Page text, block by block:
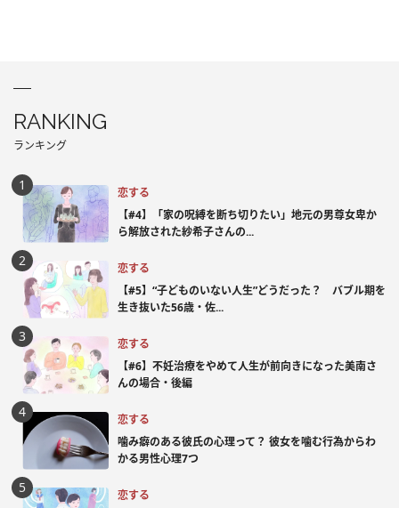
RANKING
ランキング
恋する
【#4】「家の呪縛を断ち切りたい」地元の男尊女卑か
ら解放された紗希子さんの...
恋する
【#5】“子どものいない人生”どうだった？ バブル期を
生き抜いた56歳・佐...
恋する
【#6】不妊治療をやめて人生が前向きになった美南さ
んの場合・後編
恋する
噛み癖のある彼氏の心理って？ 彼女を噛む行為からわ
かる男性心理7つ
恋する